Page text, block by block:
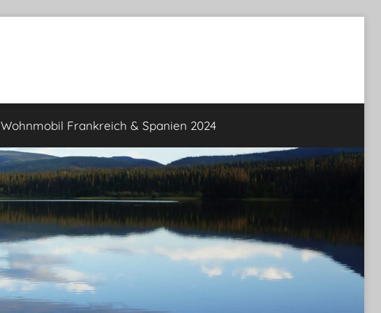
Wohnmobil Frankreich & Spanien 2024